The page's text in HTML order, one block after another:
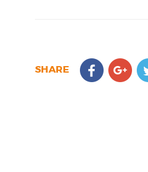
SHARE